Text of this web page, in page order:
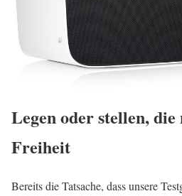
Legen oder stellen,
Freiheit
Bereits die Tatsache, dass unsere